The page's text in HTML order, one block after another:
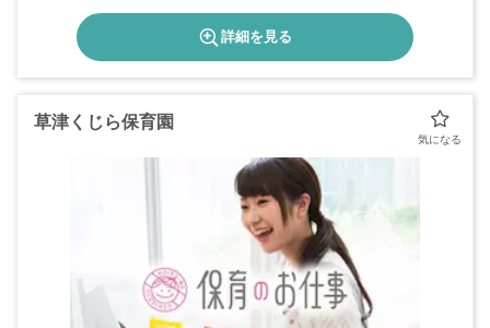
詳細を見る
草津くじら保育園